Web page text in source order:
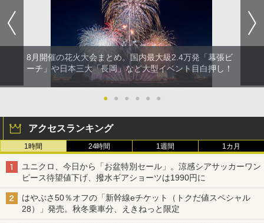
8月開催の花火大会まとめ。国内最大級2.4万発「幕張ビ
ーチ」や日本三大「長岡」など大型イベント目白押し！
● ● ● ● ● ●
アクセスランキング
1時間 24時間 1週間 1カ月
ユニクロ、今日から「お盆特別セール」。涼感シアサッカーワン
ピース待望値下げ、撥水ギアショーツは1990円に
はやぶさ50％オフの「新幹線eチケット（トクだ値スペシャル
28）」発売。秋冬乗車分、えきねっと限定